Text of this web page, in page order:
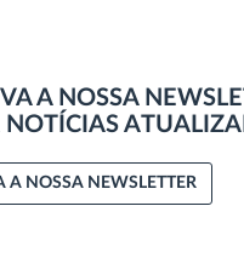
A NOSSA
NOTÍCIAS
A NOSSA NEWSLETTER